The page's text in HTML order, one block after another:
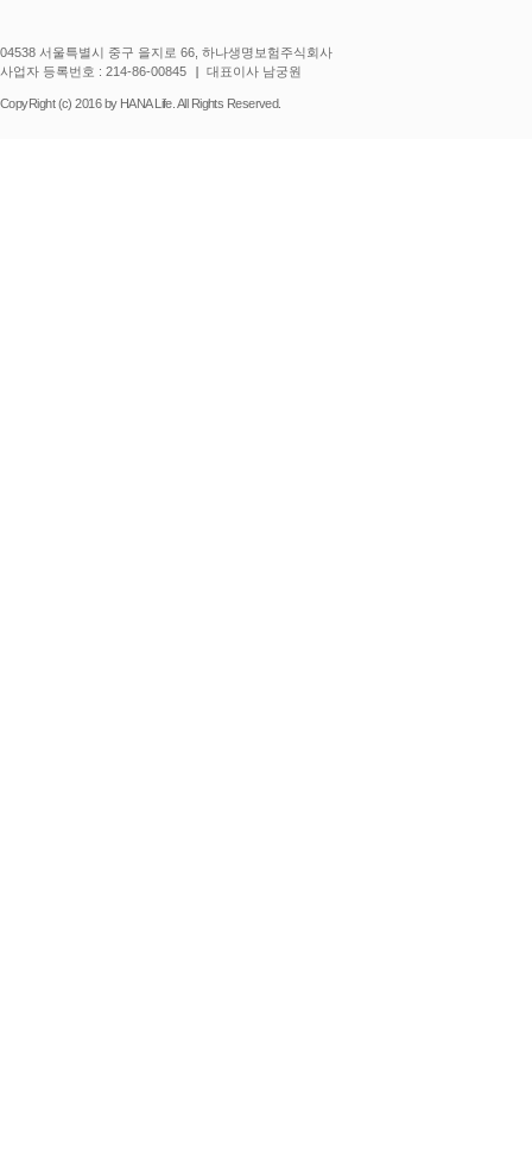
04538 서울특별시 중구 을지로 66, 하나생명보험주식회사
사업자 등록번호 : 214-86-00845
대표이사 남궁원
CopyRight (c) 2016 by HANA Life. All Rights Reserved.